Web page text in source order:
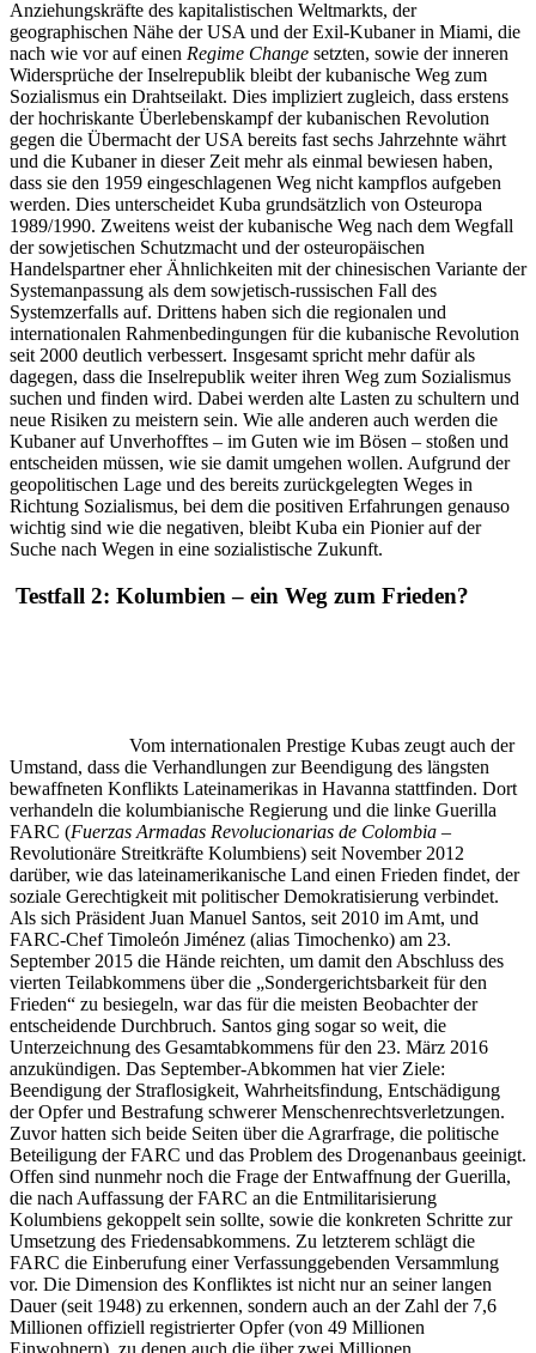
Anziehungskräfte des kapitalistischen Weltmarkts, der
geographischen Nähe der USA und der Exil-Kubaner in Miami, die
nach wie vor auf einen Regime Change setzten, sowie der inneren
Widersprüche der Inselrepublik bleibt der kubanische Weg zum
Sozialismus ein Drahtseilakt. Dies impliziert zugleich, dass erstens
der hochriskante Überlebenskampf der kubanischen Revolution
gegen die Übermacht der USA bereits fast sechs Jahrzehnte währt
und die Kubaner in dieser Zeit mehr als einmal bewiesen haben,
dass sie den 1959 eingeschlagenen Weg nicht kampflos aufgeben
werden. Dies unterscheidet Kuba grundsätzlich von Osteuropa
1989/1990. Zweitens weist der kubanische Weg nach dem Wegfall
der sowjetischen Schutzmacht und der osteuropäischen
Handelspartner eher Ähnlichkeiten mit der chinesischen Variante der
Systemanpassung als dem sowjetisch-russischen Fall des
Systemzerfalls auf. Drittens haben sich die regionalen und
internationalen Rahmenbedingungen für die kubanische Revolution
seit 2000 deutlich verbessert. Insgesamt spricht mehr dafür als
dagegen, dass die Inselrepublik weiter ihren Weg zum Sozialismus
suchen und finden wird. Dabei werden alte Lasten zu schultern und
neue Risiken zu meistern sein. Wie alle anderen auch werden die
Kubaner auf Unverhofftes – im Guten wie im Bösen – stoßen und
entscheiden müssen, wie sie damit umgehen wollen. Aufgrund der
geopolitischen Lage und des bereits zurückgelegten Weges in
Richtung Sozialismus, bei dem die positiven Erfahrungen genauso
wichtig sind wie die negativen, bleibt Kuba ein Pionier auf der
Suche nach Wegen in eine sozialistische Zukunft.
Testfall 2: Kolumbien – ein Weg zum Frieden?
Vom internationalen Prestige Kubas zeugt auch der
Umstand, dass die Verhandlungen zur Beendigung des längsten
bewaffneten Konflikts Lateinamerikas in Havanna stattfinden. Dort
verhandeln die kolumbianische Regierung und die linke Guerilla
FARC (Fuerzas Armadas Revolucionarias de Colombia –
Revolutionäre Streitkräfte Kolumbiens) seit November 2012
darüber, wie das lateinamerikanische Land einen Frieden findet, der
soziale Gerechtigkeit mit politischer Demokratisierung verbindet.
Als sich Präsident Juan Manuel Santos, seit 2010 im Amt, und
FARC-Chef Timoleón Jiménez (alias Timochenko) am 23.
September 2015 die Hände reichten, um damit den Abschluss des
vierten Teilabkommens über die „Sondergerichtsbarkeit für den
Frieden“ zu besiegeln, war das für die meisten Beobachter der
entscheidende Durchbruch. Santos ging sogar so weit, die
Unterzeichnung des Gesamtabkommens für den 23. März 2016
anzukündigen. Das September-Abkommen hat vier Ziele:
Beendigung der Straflosigkeit, Wahrheitsfindung, Entschädigung
der Opfer und Bestrafung schwerer Menschenrechtsverletzungen.
Zuvor hatten sich beide Seiten über die Agrarfrage, die politische
Beteiligung der FARC und das Problem des Drogenanbaus geeinigt.
Offen sind nunmehr noch die Frage der Entwaffnung der Guerilla,
die nach Auffassung der FARC an die Entmilitarisierung
Kolumbiens gekoppelt sein sollte, sowie die konkreten Schritte zur
Umsetzung des Friedensabkommens. Zu letzterem schlägt die
FARC die Einberufung einer Verfassunggebenden Versammlung
vor. Die Dimension des Konfliktes ist nicht nur an seiner langen
Dauer (seit 1948) zu erkennen, sondern auch an der Zahl der 7,6
Millionen offiziell registrierter Opfer (von 49 Millionen
Einwohnern), zu denen auch die über zwei Millionen